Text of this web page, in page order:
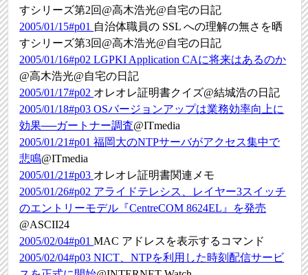
すシリーズ第2回@高木浩光@自宅の日記
2005/01/15#p01 自治体職員の SSL への理解の無さを晒
すシリーズ第3回@高木浩光@自宅の日記
2005/01/16#p02LGPKI Application CAに将来はあるのか
@高木浩光@自宅の日記
2005/01/17#p02 オレオレ証明書クイズ@結城浩の日記
2005/01/18#p03OSバージョンアップは業務効率向上に
効果──ガートナー調査@ITmedia
2005/01/21#p01福岡大のNTPサーバがアクセス集中で
悲鳴@ITmedia
2005/01/21#p03 オレオレ証明書関連メモ
2005/01/26#p02 アライドテレシス、レイヤー3スイッチ
のエントリーモデル『CentreCOM 8624EL』を発売
@ASCII24
2005/02/04#p01MAC アドレスを表示するコマンド
2005/02/04#p03NICT、NTPを利用した時刻配信サービ